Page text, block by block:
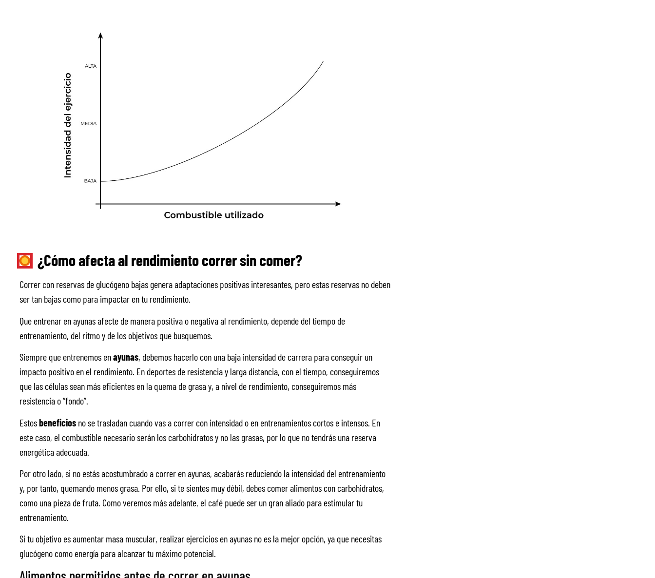
¿Cómo afecta al rendimiento correr sin comer?
Correr con reservas de glucógeno bajas genera adaptaciones positivas interesantes, pero estas reservas no deben
ser tan bajas como para impactar en tu rendimiento.
Que entrenar en ayunas afecte de manera positiva o negativa al rendimiento, depende del tiempo de
entrenamiento, del ritmo y de los objetivos que busquemos.
Siempre que entrenemos enayunas, debemos hacerlo con una baja intensidad de carrera para conseguir un
impacto positivo en el rendimiento. En deportes de resistencia y larga distancia, con el tiempo, conseguiremos
que las células sean más eficientes en la quema de grasa y, a nivel de rendimiento, conseguiremos más
resistencia o “fondo”.
Estosbeneficios no se trasladan cuando vas a correr con intensidad o en entrenamientos cortos e intensos. En
este caso, el combustible necesario serán los carbohidratos y no las grasas, por lo que no tendrás una reserva
energética adecuada.
Por otro lado, si no estás acostumbrado a correr en ayunas, acabarás reduciendo la intensidad del entrenamiento
y, por tanto, quemando menos grasa. Por ello, si te sientes muy débil, debes comer alimentos con carbohidratos,
como una pieza de fruta. Como veremos más adelante, el café puede ser un gran aliado para estimular tu
entrenamiento.
Si tu objetivo es aumentar masa muscular, realizar ejercicios en ayunas no es la mejor opción, ya que necesitas
glucógeno como energía para alcanzar tu máximo potencial.